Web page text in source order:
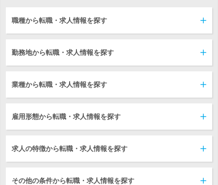
職種から転職・求人情報を探す
勤務地から転職・求人情報を探す
業種から転職・求人情報を探す
雇用形態から転職・求人情報を探す
求人の特徴から転職・求人情報を探す
その他の条件から転職・求人情報を探す